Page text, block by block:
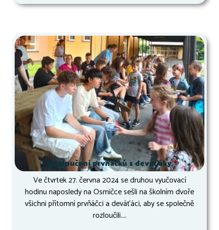
Rozloučení prvňáčků s deváťáky
Ve čtvrtek 27. června 2024 se druhou vyučovací
hodinu naposledy na Osmičce sešli na školním dvoře
všichni přítomní prvňáčci a deváťáci, aby se společně
rozloučili....